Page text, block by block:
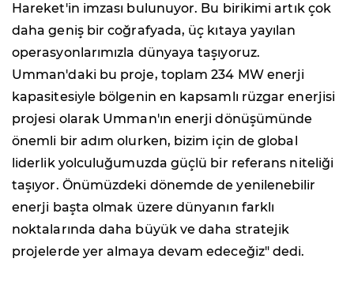
Hareket'in imzası bulunuyor. Bu birikimi artık çok
daha geniş bir coğrafyada, üç kıtaya yayılan
operasyonlarımızla dünyaya taşıyoruz.
Umman'daki bu proje, toplam 234 MW enerji
kapasitesiyle bölgenin en kapsamlı rüzgar enerjisi
projesi olarak Umman'ın enerji dönüşümünde
önemli bir adım olurken, bizim için de global
liderlik yolculuğumuzda güçlü bir referans niteliği
taşıyor. Önümüzdeki dönemde de yenilenebilir
enerji başta olmak üzere dünyanın farklı
noktalarında daha büyük ve daha stratejik
projelerde yer almaya devam edeceğiz" dedi.